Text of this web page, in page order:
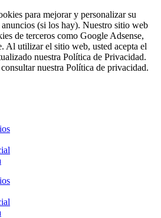
para mejorar y personalizar su
(si los hay). Nuestro sitio web
de terceros como Google Adsense,
Al utilizar el sitio web, usted acepta el
nuestra Política de Privacidad.
nuestra Política de privacidad.